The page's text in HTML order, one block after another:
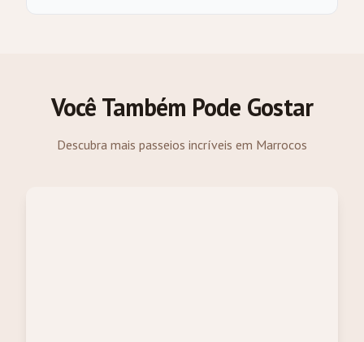
Você Também Pode Gostar
Descubra mais passeios incríveis em Marrocos